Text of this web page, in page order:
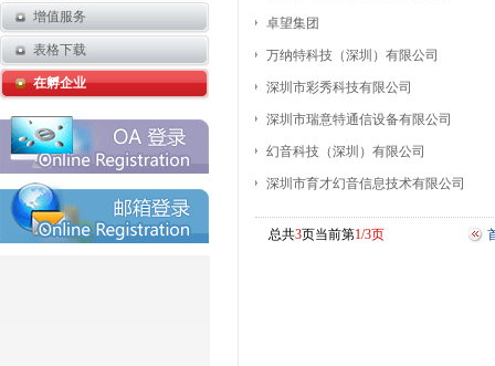
卓望集团
万纳特科技（深圳）有限公司
深圳市彩秀科技有限公司
深圳市瑞意特通信设备有限公司
幻音科技（深圳）有限公司
深圳市育才幻音信息技术有限公司
总共3页当前第1/3页
增值服务
表格下载
在孵企业